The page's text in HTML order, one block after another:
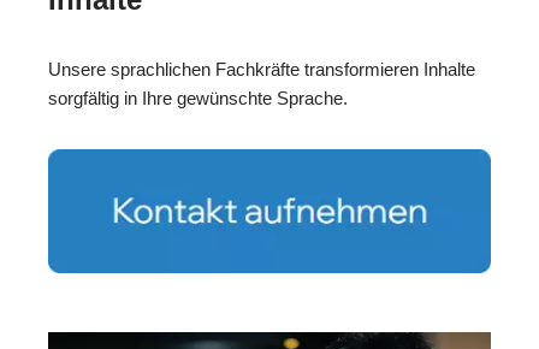
Unsere sprachlichen Fachkräfte transformieren Inhalte
sorgfältig in Ihre gewünschte Sprache.